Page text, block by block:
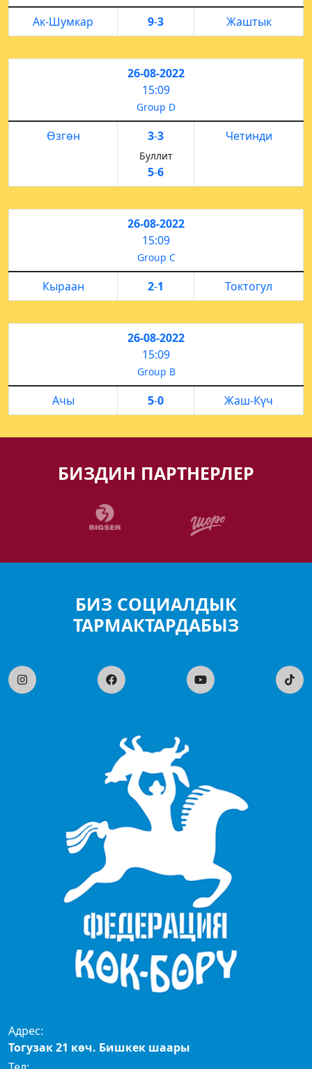
Ак-Шумкар 9-3 Жаштык
26-08-2022
15:09
Group D
Өзгөн 3-3
Буллит
5-6
Четинди
26-08-2022
15:09
Group C
Кыраан 2-1 Токтогул
26-08-2022
15:09
Group B
Ачы 5-0 Жаш-Күч
БИЗДИН ПАРТНЕРЛЕР
БИЗ СОЦИАЛДЫК
ТАРМАКТАРДАБЫЗ
Адрес:
Тогузак 21 көч. Бишкек шаары